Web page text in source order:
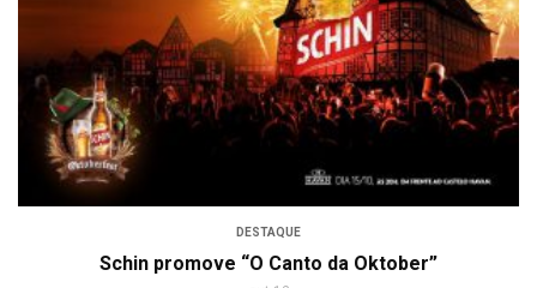
DESTAQUE
Schin promove “O Canto da Oktober”